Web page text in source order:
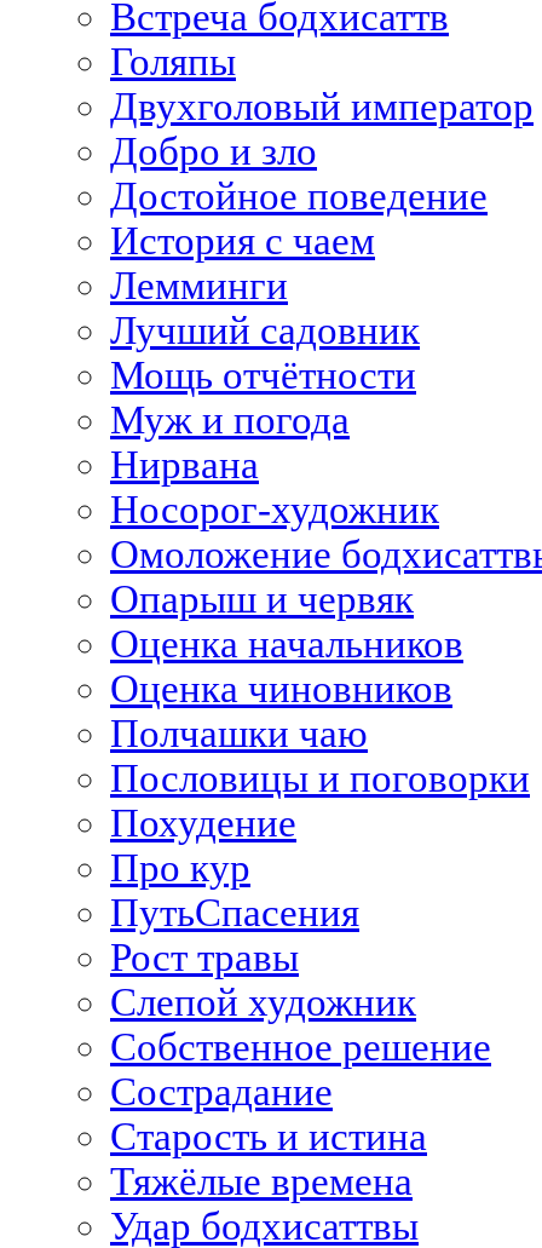
Встреча бодхисаттв
Голяпы
Двухголовый император
Добро и зло
Достойное поведение
История с чаем
Лемминги
Лучший садовник
Мощь отчётности
Муж и погода
Нирвана
Носорог-художник
Омоложение
Опарыш и червяк
Оценка начальников
Оценка чиновников
Полчашки чаю
Пословицы и поговорки
Похудение
Про кур
ПутьСпасения
Рост травы
Слепой художник
Собственное решение
Сострадание
Старость и истина
Тяжёлые времена
Удар бодхисаттвы